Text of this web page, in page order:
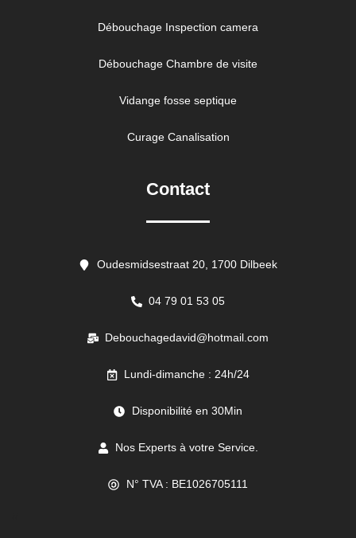
Débouchage Inspection camera
Débouchage Chambre de visite
Vidange fosse septique
Curage Canalisation
Contact
Oudesmidsestraat 20, 1700 Dilbeek
04 79 01 53 05
Debouchagedavid@hotmail.com
Lundi-dimanche : 24h/24
Disponibilité en 30Min
Nos Experts à votre Service.
N° TVA : BE1026705111